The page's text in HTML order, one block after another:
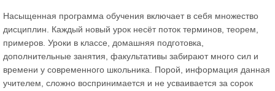
Насыщенная программа обучения включает в себя множество
дисциплин. Каждый новый урок несёт поток терминов, теорем,
примеров. Уроки в классе, домашняя подготовка,
дополнительные занятия, факультативы забирают много сил и
времени у современного школьника. Порой, информация данная
учителем, сложно воспринимается и не усваивается за сорок